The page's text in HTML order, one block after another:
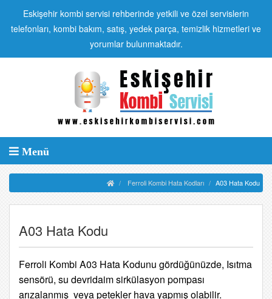
Eskişehir kombi servisi rehberinde yetkili ve özel servislerin
telefonları, kombi bakım, satış, yedek parça, temizlik hizmetleri ve
yorumlar bulunmaktadır.
Menü
Ferroli Kombi Hata Kodları A03 Hata Kodu
A03 Hata Kodu
Ferroli Kombi A03 Hata Kodunu gördüğünüzde, Isıtma
sensörü, su devridaim sirkülasyon pompası
arızalanmış veya petekler hava yapmış olabilir.